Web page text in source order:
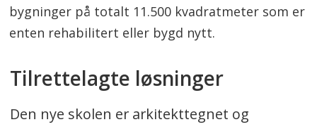
bygninger på totalt 11.500 kvadratmeter som er
enten rehabilitert eller bygd nytt.
Tilrettelagte løsninger
Den nye skolen er arkitekttegnet og